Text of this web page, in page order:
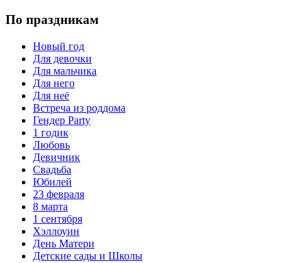
По праздникам
Новый год
Для девочки
Для мальчика
Для него
Для неё
Встреча из роддома
Гендер Party
1 годик
Любовь
Девичник
Свадьба
Юбилей
23 февраля
8 марта
1 сентября
Хэллоуин
День Матери
Детские сады и Школы